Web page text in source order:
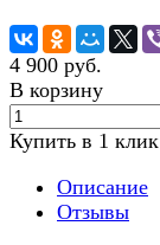
4 900 руб.
В корзину
Купить в 1 клик
Описание
Отзывы